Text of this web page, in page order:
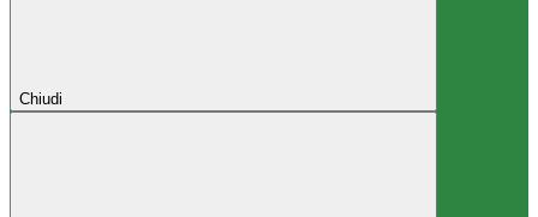
Chiudi